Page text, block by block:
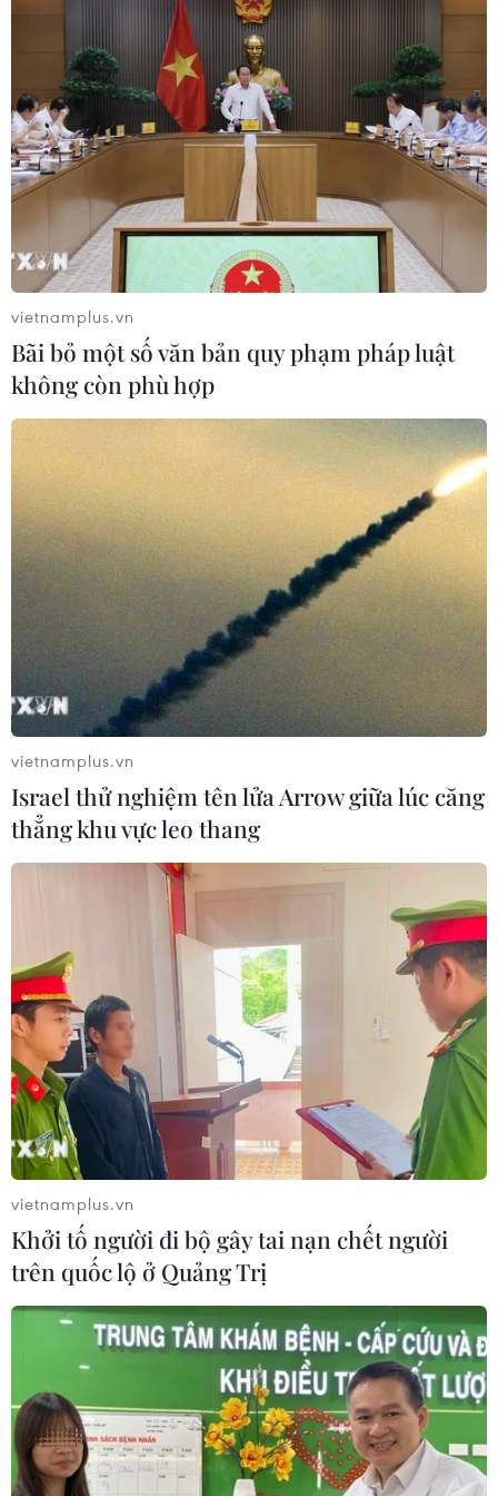
TIN CÙNG CHUYÊN MỤC
vietnamplus.vn
Bãi bỏ một số văn bản quy phạm pháp luật
không còn phù hợp
vietnamplus.vn
Israel thử nghiệm tên lửa Arrow giữa lúc căng
thẳng khu vực leo thang
vietnamplus.vn
Khởi tố người đi bộ gây tai nạn chết người
trên quốc lộ ở Quảng Trị